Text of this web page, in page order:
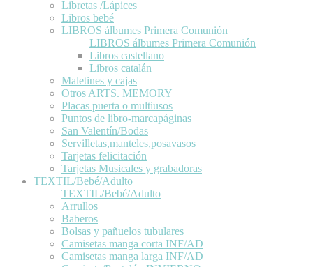
Libretas /Lápices
Libros bebé
LIBROS álbumes Primera Comunión
LIBROS álbumes Primera Comunión
Libros castellano
Libros catalán
Maletines y cajas
Otros ARTS. MEMORY
Placas puerta o multiusos
Puntos de libro-marcapáginas
San Valentín/Bodas
Servilletas,manteles,posavasos
Tarjetas felicitación
Tarjetas Musicales y grabadoras
TEXTIL/Bebé/Adulto
TEXTIL/Bebé/Adulto
Arrullos
Baberos
Bolsas y pañuelos tubulares
Camisetas manga corta INF/AD
Camisetas manga larga INF/AD